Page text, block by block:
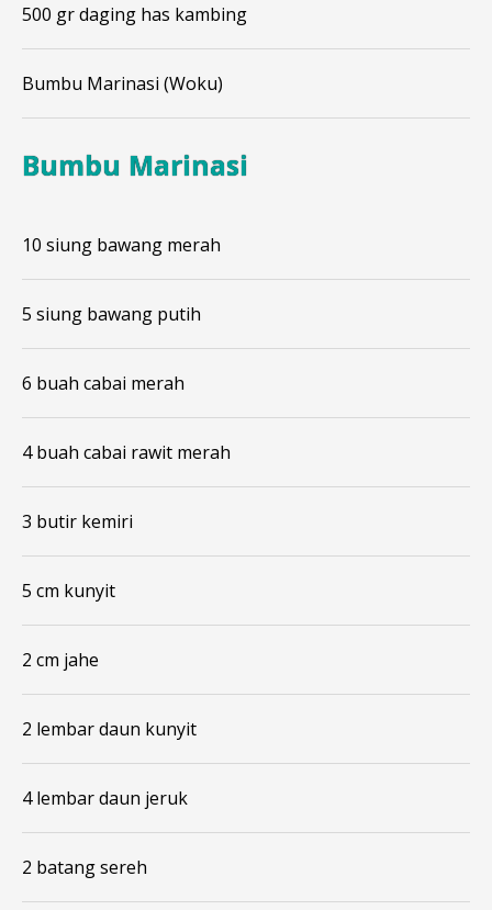
500 gr daging has kambing
Bumbu Marinasi (Woku)
Bumbu Marinasi
10 siung bawang merah
5 siung bawang putih
6 buah cabai merah
4 buah cabai rawit merah
3 butir kemiri
5 cm kunyit
2 cm jahe
2 lembar daun kunyit
4 lembar daun jeruk
2 batang sereh